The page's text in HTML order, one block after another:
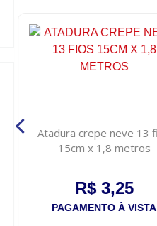
Atadura crepe neve 13
15cm x 1,8 metros
R$ 3,25
PAGAMENTO À VISTA